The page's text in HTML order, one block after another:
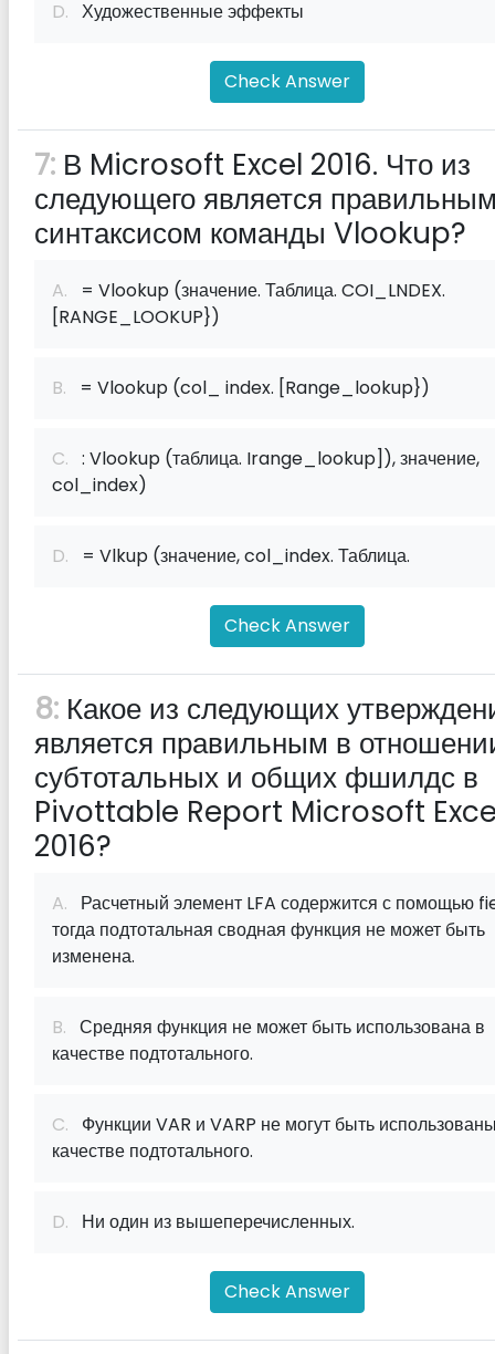
D. Художественные эффекты
Check Answer
7: В Microsoft Excel 2016. Что из
следующего является
синтаксисом команды Vlookup?
A. = Vlookup (значение. Таблица. COI_LNDEX.
[RANGE_LOOKUP})
B. = Vlookup (col_ index. [Range_lookup})
C. : Vlookup (таблица. Irange_lookup]), значение,
col_index)
D. = Vlkup (значение, col_index. Таблица.
Check Answer
8: Какое из следующих
является правильным в
субтотальных и общих фшилдс в
Pivottable Report Microsoft
2016?
A. Расчетный элемент LFA содержится с помощью
тогда подтотальная сводная функция не может быть
изменена.
B. Средняя функция не может быть использована в
качестве подтотального.
C. Функции VAR и VARP не могут быть
качестве подтотального.
D. Ни один из вышеперечисленных.
Check Answer